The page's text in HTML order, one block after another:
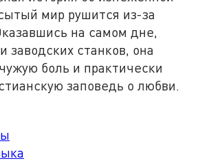
мир рушится из-за
на самом дне,
станков, она
боль и практически
заповедь о любви.